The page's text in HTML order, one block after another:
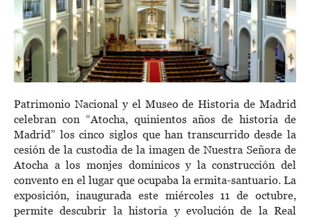
Patrimonio Nacional y el Museo de Historia de Madrid
celebran con “Atocha, quinientos años de historia de
Madrid” los cinco siglos que han transcurrido desde la
cesión de la custodia de la imagen de Nuestra Señora de
Atocha a los monjes dominicos y la construcción del
convento en el lugar que ocupaba la ermita-santuario. La
exposición, inaugurada este miércoles 11 de octubre,
permite descubrir la historia y evolución de la Real